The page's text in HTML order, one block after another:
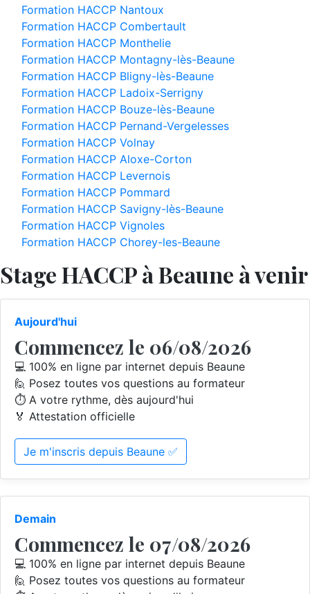
Formation HACCP Nantoux
Formation HACCP Combertault
Formation HACCP Monthelie
Formation HACCP Montagny-lès-Beaune
Formation HACCP Bligny-lès-Beaune
Formation HACCP Ladoix-Serrigny
Formation HACCP Bouze-lès-Beaune
Formation HACCP Pernand-Vergelesses
Formation HACCP Volnay
Formation HACCP Aloxe-Corton
Formation HACCP Levernois
Formation HACCP Pommard
Formation HACCP Savigny-lès-Beaune
Formation HACCP Vignoles
Formation HACCP Chorey-les-Beaune
Stage HACCP à Beaune à venir
Aujourd'hui
Commencez le 06/08/2026
💻 100% en ligne par internet depuis Beaune
🙋 Posez toutes vos questions au formateur
⏱️ A votre rythme, dès aujourd'hui
🏅 Attestation officielle
Je m'inscris depuis Beaune ✅
Demain
Commencez le 07/08/2026
💻 100% en ligne par internet depuis Beaune
🙋 Posez toutes vos questions au formateur